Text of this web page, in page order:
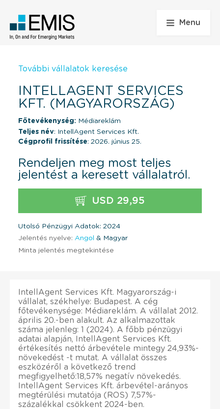
Menu
További vállalatok keresése
INTELLAGENT SERVICES
KFT. (MAGYARORSZÁG)
Főtevékenység: Médiareklám
Teljes név: IntellAgent Services Kft.
Cégprofil frissítése: 2026. június 25.
Rendeljen meg most teljes
jelentést a keresett vállalatról.
USD 29,95
Utolsó Pénzügyi Adatok: 2024
Jelentés nyelve: Angol & Magyar
Minta jelentés megtekintése
IntellAgent Services Kft. Magyarország-i
vállalat, székhelye: Budapest. A cég
főtevékenysége: Médiareklám. A vállalat 2012.
április 20.-ben alakult. Az alkalmazottak
száma jelenleg: 1 (2024). A főbb pénzügyi
adatai alapján, IntellAgent Services Kft.
értékesítés nettó árbevétele mintegy 24,93%-
növekedést -t mutat. A vállalat összes
eszközéről a következő trend
megfigyelhető:18,57% negatív növekedés.
IntellAgent Services Kft. árbevétel-arányos
megtérülési mutatója (ROS) 7,57%-
százalékkal csökkent 2024-ben.